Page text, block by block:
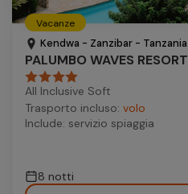
Vacanze
Kendwa - Zanzibar - Tanzania
PALUMBO WAVES RESORT
All Inclusive Soft
Trasporto incluso: volo
Include: servizio spiaggia
8 notti